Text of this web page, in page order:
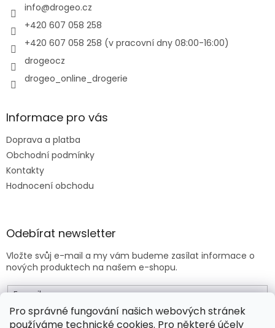
Pro správné fungování našich webových stránek
používáme technické cookies. Pro některé účely
info@drogeo.cz
+420 607 058 258
+420 607 058 258 (v pracovní dny 08:00-16:00)
drogeocz
drogeo_online_drogerie
Informace pro vás
Doprava a platba
Obchodní podmínky
Kontakty
Hodnocení obchodu
Odebírat newsletter
Vložte svůj e-mail a my vám budeme zasílat informace o
nových produktech na našem e-shopu.
E-mail